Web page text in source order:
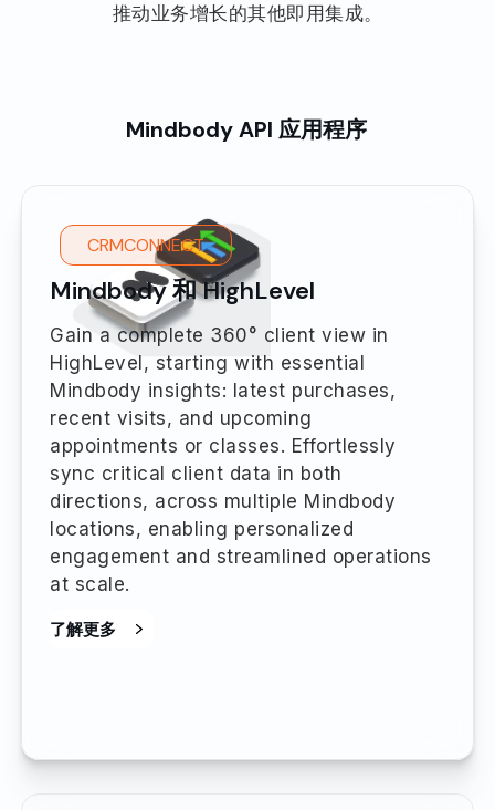
推动业务增长的其他即用集成。
Mindbody API 应用程序
CRMCONNECT
Mindbody 和 HighLevel
Gain a complete 360° client view in
HighLevel, starting with essential
Mindbody insights: latest purchases,
recent visits, and upcoming
appointments or classes. Effortlessly
sync critical client data in both
directions, across multiple Mindbody
locations, enabling personalized
engagement and streamlined operations
at scale.
了解更多